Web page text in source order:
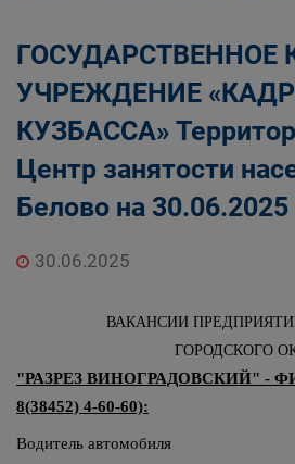
города Белово
Государственные
информируют
Государственное
«Кадровый центр Кузбасса»
Центр занятости населения
ГОСУДАРСТВЕННОЕ
УЧРЕЖДЕНИЕ
КУЗБАССА»
Центр занятости
Белово на 30.06.2025
30.06.2025
ВАКАНСИИ
ГОРОДСКОГО
"РАЗРЕЗ ВИНОГРАДОВСКИЙ" -
8(38452) 4-60-60):
Водитель автомобиля